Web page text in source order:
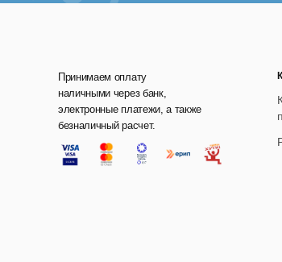
Принимаем оплату
наличными через банк,
электронные платежи, а также
безналичный расчет.